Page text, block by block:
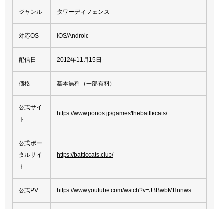
ジャンル タワーディフェンス
対応OS iOS/Android
配信日 2012年11月15日
価格 基本無料（一部有料）
公式サイ
ト
https://www.ponos.jp/games/thebattlecats/
公式ポー
タルサイ
ト
https://battlecats.club/
公式PV https://www.youtube.com/watch?v=JBBwbMHnnws